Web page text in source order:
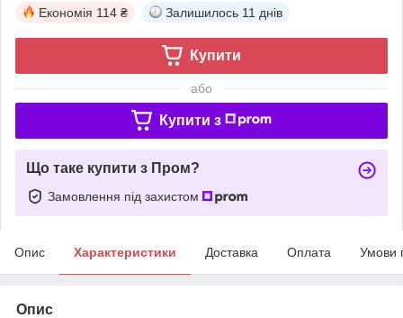
Економія 114 ₴ Залишилось 11 днів
Купити
або
Купити з
Що таке купити з Пром?
Замовлення під захистом
Опис Характеристики Доставка Оплата Умови
Опис